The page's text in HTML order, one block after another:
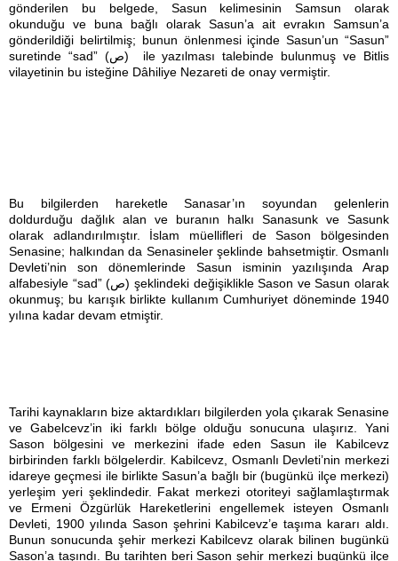
gönderilen bu belgede, Sasun kelimesinin Samsun olarak
okunduğu ve buna bağlı olarak Sasun’a ait evrakın Samsun’a
gönderildiği belirtilmiş; bunun önlenmesi içinde Sasun’un “Sasun”
suretinde “sad” (ص) ile yazılması talebinde bulunmuş ve Bitlis
vilayetinin bu isteğine Dâhiliye Nezareti de onay vermiştir.
Bu bilgilerden hareketle Sanasar’ın soyundan gelenlerin
doldurduğu dağlık alan ve buranın halkı Sanasunk ve Sasunk
olarak adlandırılmıştır. İslam müellifleri de Sason bölgesinden
Senasine; halkından da Senasineler şeklinde bahsetmiştir. Osmanlı
Devleti’nin son dönemlerinde Sasun isminin yazılışında Arap
alfabesiyle “sad” (ص) şeklindeki değişiklikle Sason ve Sasun olarak
okunmuş; bu karışık birlikte kullanım Cumhuriyet döneminde 1940
yılına kadar devam etmiştir.
Tarihi kaynakların bize aktardıkları bilgilerden yola çıkarak Senasine
ve Gabelcevz’in iki farklı bölge olduğu sonucuna ulaşırız. Yani
Sason bölgesini ve merkezini ifade eden Sasun ile Kabilcevz
birbirinden farklı bölgelerdir. Kabilcevz, Osmanlı Devleti’nin merkezi
idareye geçmesi ile birlikte Sasun’a bağlı bir (bugünkü ilçe merkezi)
yerleşim yeri şeklindedir. Fakat merkezi otoriteyi sağlamlaştırmak
ve Ermeni Özgürlük Hareketlerini engellemek isteyen Osmanlı
Devleti, 1900 yılında Sason şehrini Kabilcevz’e taşıma kararı aldı.
Bunun sonucunda şehir merkezi Kabilcevz olarak bilinen bugünkü
Sason’a taşındı. Bu tarihten beri Sason şehir merkezi bugünkü ilçe